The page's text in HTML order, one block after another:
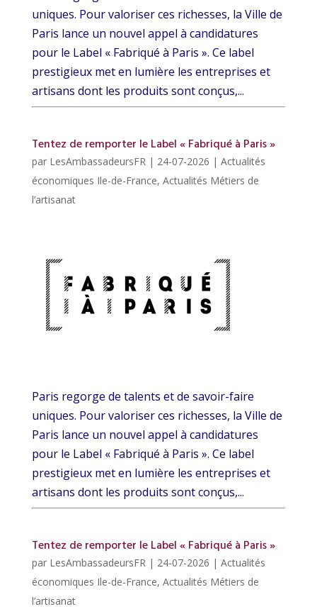
uniques. Pour valoriser ces richesses, la Ville de
Paris lance un nouvel appel à candidatures
pour le Label « Fabriqué à Paris ». Ce label
prestigieux met en lumière les entreprises et
artisans dont les produits sont conçus,...
Tentez de remporter le Label « Fabriqué à Paris »
par LesAmbassadeursFR| 24-07-2026 | Actualités
économiques Ile-de-France, Actualités Métiers de
l’artisanat
Paris regorge de talents et de savoir-faire
uniques. Pour valoriser ces richesses, la Ville de
Paris lance un nouvel appel à candidatures
pour le Label « Fabriqué à Paris ». Ce label
prestigieux met en lumière les entreprises et
artisans dont les produits sont conçus,...
Tentez de remporter le Label « Fabriqué à Paris »
par LesAmbassadeursFR| 24-07-2026 | Actualités
économiques Ile-de-France, Actualités Métiers de
l’artisanat